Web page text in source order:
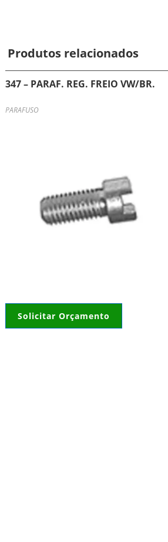
Produtos relacionados
347 – PARAF. REG. FREIO VW/BR.
PARAFUSO
Solicitar Orçamento